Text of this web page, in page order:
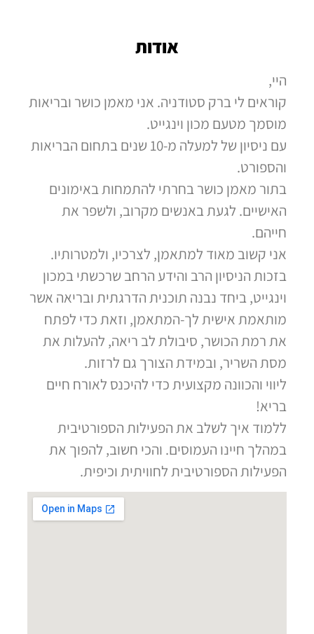
אודות
היי,
קוראים לי ברק סטודניה. אני מאמן כושר ובריאות
מוסמך מטעם מכון וינגייט.
עם ניסיון של למעלה מ-10 שנים בתחום הבריאות
והספורט.
בתור מאמן כושר בחרתי להתמחות באימונים
האישיים. לגעת באנשים מקרוב, ולשפר את
חייהם.
אני קשוב מאוד למתאמן, לצרכיו, ולמטרותיו.
בזכות הניסיון הרב והידע הרחב שרכשתי במכון
וינגייט, ביחד נבנה תוכנית הדרגתית ובריאה אשר
מותאמת אישית לך-המתאמן, וזאת כדי לפתח
את רמת הכושר, סיבולת לב ריאה, להעלות את
מסת השריר, ובמידת הצורך גם לרזות.
ליווי והכוונה מקצועית כדי להיכנס לאורח חיים
בריא!
ללמוד איך לשלב את הפעילות הספורטיבית
במהלך חיינו העמוסים. והכי חשוב, להפוך את
הפעילות הספורטיבית לחוויתית וכיפית.